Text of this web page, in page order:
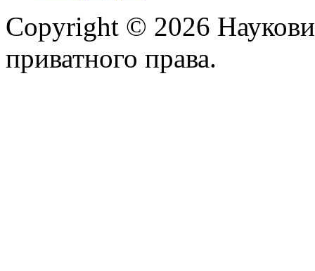
Copyright © 2026
приватного права.